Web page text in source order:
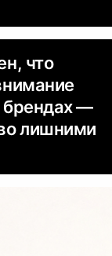
что
—
лишними